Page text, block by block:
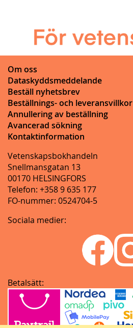
Om oss
Dataskyddsmeddelande
Beställ nyhetsbrev
Beställnings- och leveransvillkor
Annullering av beställning
Avancerad sökning
Kontaktinformation
Vetenskapsbokhandeln
Snellmansgatan 13
00170 HELSINGFORS
Telefon: +358 9 635 177
FO-nummer: 0524704-5
Sociala medier:
Betalsätt: